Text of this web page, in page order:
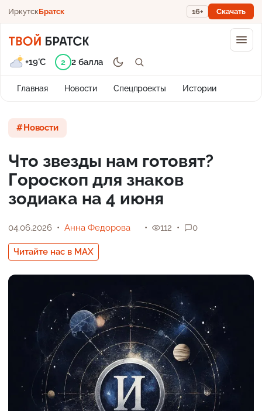
ИркутскБратск 16+ Скачать
Главная Новости Спецпроекты Истории
+19°C 2 2 балла
Новости
Что звезды нам готовят?
Гороскоп для знаков
зодиака на 4 июня
04.06.2026 Анна Федорова
Читайте нас в MAX
112 0